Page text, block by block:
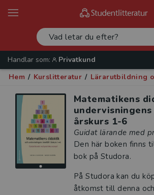
Handlar som:
Privatkund
Hem / Kurslitteratur / Lärarutbildning
Matematikens
årskurs 1-6
Guidat lärande med
Den här boken finns
bok på Studora.
På Studora kan du
åtkomst till denna